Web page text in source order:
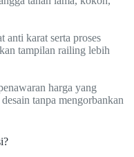
anti karat serta proses
tampilan railing lebih
harga yang
tanpa mengorbankan